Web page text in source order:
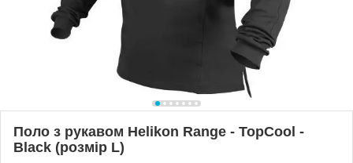
Поло з рукавом Helikon Range - TopCool -
Black (розмір L)